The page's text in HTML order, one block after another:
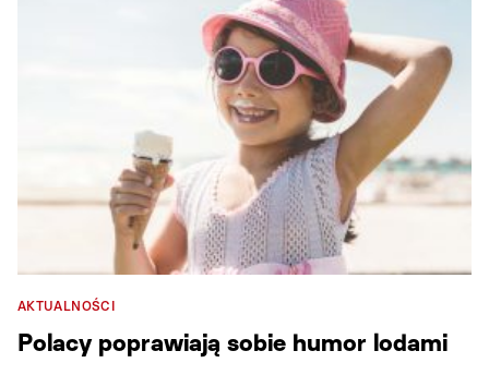
AKTUALNOŚCI
Polacy poprawiają sobie humor lodami